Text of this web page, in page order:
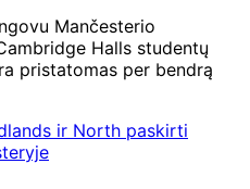
Mančesterio
Halls studentų
pristatomas per bendrą